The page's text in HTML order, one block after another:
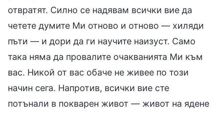
отвратят. Силно се надявам всички вие да
четете думите Ми отново и отново — хиляди
пъти — и дори да ги научите наизуст. Само
така няма да провалите очакванията Ми към
вас. Никой от вас обаче не живее по този
начин сега. Напротив, всички вие сте
потънали в покварен живот — живот на ядене